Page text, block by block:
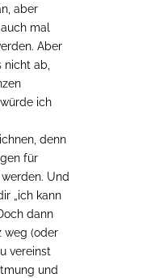
aber
mal
Aber
nicht ab,
ich
denn
für
Und
„ich kann
dann
weg (oder
vereinst
und